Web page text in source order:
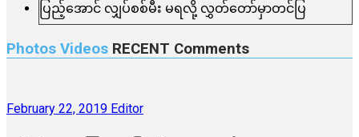
Photos Videos RECENT Comments
February 22, 2019 Editor